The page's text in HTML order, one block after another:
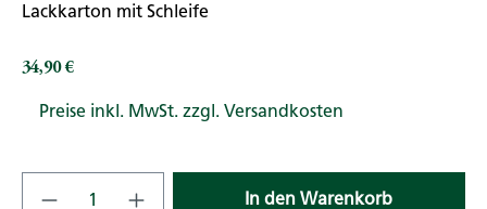
Lackkarton mit Schleife
Regulärer Preis:
34,90 €
Preise inkl. MwSt. zzgl. Versandkosten
Produkt Anzahl: Gib den gewünschten
In den Warenkorb